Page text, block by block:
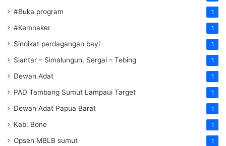
#Buka program 1
#Kemnaker 1
Sindikat perdagangan bayi 1
Siantar – Simalungun, Sergai – Tebing 1
Dewan Adat 1
PAD Tambang Sumut Lampaui Target 1
Dewan Adat Papua Barat 1
Kab. Bone 1
Opsen MBLB sumut 1